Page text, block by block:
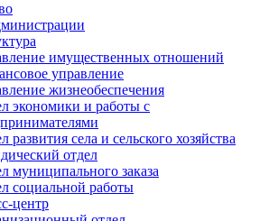
имущественных отношений
управление
жизнеобеспечения
экономики и работы с
развития села и сельского хозяйства
отдел
муниципального заказа
социальной работы
центр